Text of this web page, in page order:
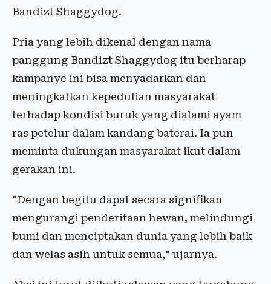
Bandizt Shaggydog.
Pria yang lebih dikenal dengan nama
panggung Bandizt Shaggydog itu berharap
kampanye ini bisa menyadarkan dan
meningkatkan kepedulian masyarakat
terhadap kondisi buruk yang dialami ayam
ras petelur dalam kandang baterai. Ia pun
meminta dukungan masyarakat ikut dalam
gerakan ini.
"Dengan begitu dapat secara signifikan
mengurangi penderitaan hewan, melindungi
bumi dan menciptakan dunia yang lebih baik
dan welas asih untuk semua," ujarnya.